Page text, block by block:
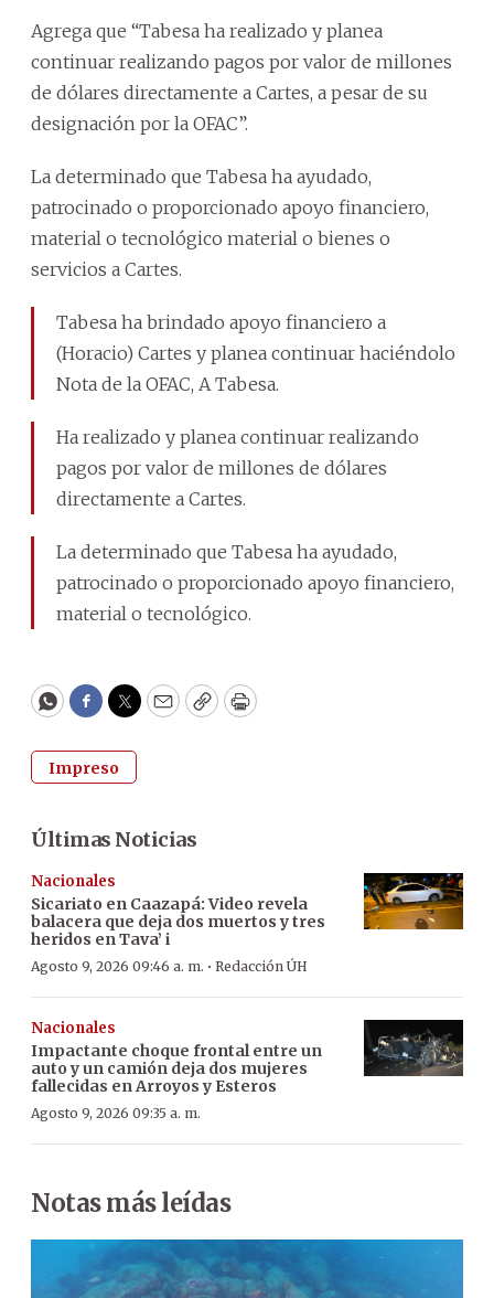
Agrega que “Tabesa ha realizado y planea
continuar realizando pagos por valor de millones
de dólares directamente a Cartes, a pesar de su
designación por la OFAC”.
La determinado que Tabesa ha ayudado,
patrocinado o proporcionado apoyo financiero,
material o tecnológico material o bienes o
servicios a Cartes.
Tabesa ha brindado apoyo financiero a
(Horacio) Cartes y planea continuar haciéndolo
Nota de la OFAC, A Tabesa.
Ha realizado y planea continuar realizando
pagos por valor de millones de dólares
directamente a Cartes.
La determinado que Tabesa ha ayudado,
patrocinado o proporcionado apoyo financiero,
material o tecnológico.
WhatsApp
Facebook
Twitter
EmailCopyPrint
Impreso
Últimas Noticias
Nacionales
Sicariato en Caazapá: Video revela
balacera que deja dos muertos y tres
heridos en Tava’ i
Agosto 9, 2026 09:46 a. m. · Redacción ÚH
Nacionales
Impactante choque frontal entre un
auto y un camión deja dos mujeres
fallecidas en Arroyos y Esteros
Agosto 9, 2026 09:35 a. m.
Notas más leídas